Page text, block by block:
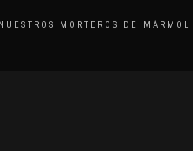
NUESTROS MORTEROS DE MÁRMOL